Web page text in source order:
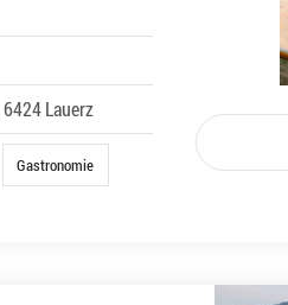
Lauerz
Gastronomie